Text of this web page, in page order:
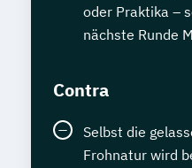
oder Praktika –
nächste Runde
Contra
Selbst die
Frohnatur wird